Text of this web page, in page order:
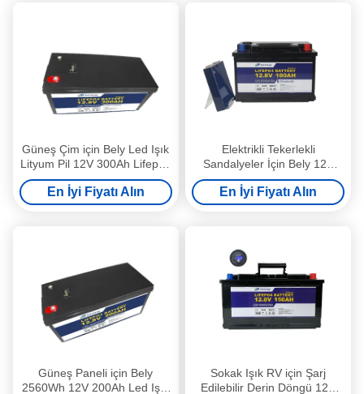
Güneş Çim için Bely Led Işık
Lityum Pil 12V 300Ah Lifepo4
Pil
En İyi Fiyatı Alın
Elektrikli Tekerlekli
Sandalyeler İçin Bely 12V
100Ah Led Işık Lityum Pil
En İyi Fiyatı Alın
Güneş Paneli için Bely
2560Wh 12V 200Ah Led Işık
Sokak Işık RV için Şarj
Edilebilir Derin Döngü 12V